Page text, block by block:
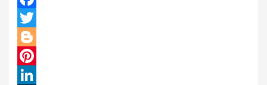
Facebook
Twitter
Blogger
Pinterest